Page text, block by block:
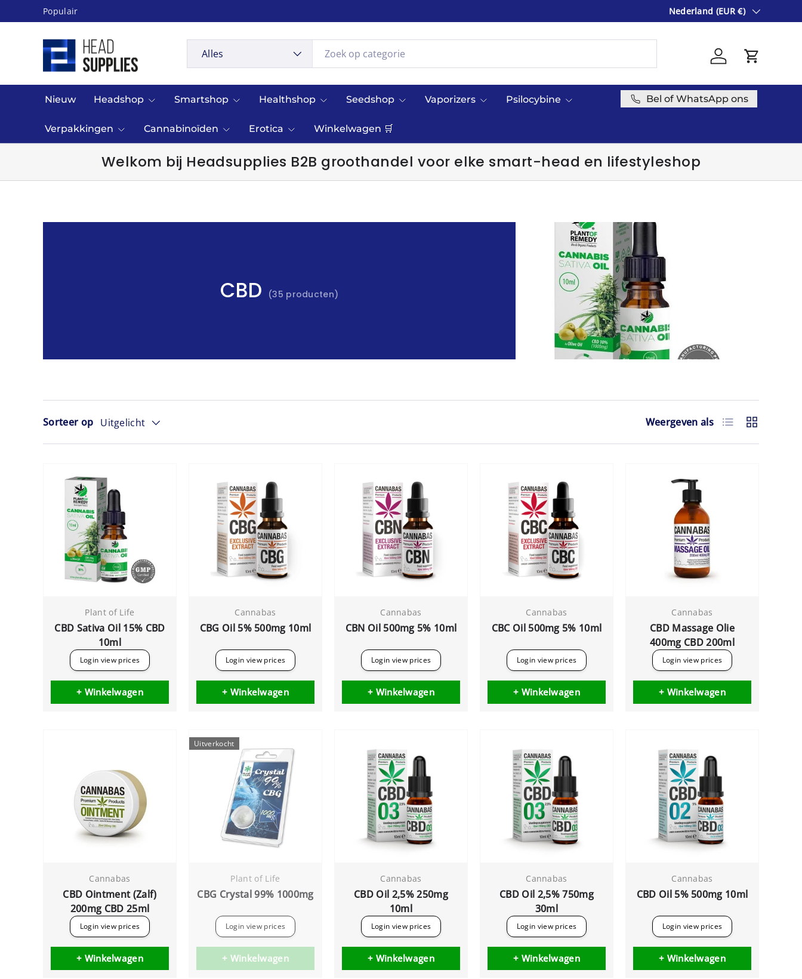
Ga naar inhoud
Populair ONLINE GROOTHANDEL VOOR
Land/Regio
Nederland (EUR €)
Alles
Inloggen
Nieuw Headshop Smartshop Healthshop Seedshop Vaporizers Psilocybine
Verpakkingen Cannabinoïden Erotica Winkelwagen 🛒
Bel of WhatsApp ons
Welkom bij Headsupplies B2B groothandel voor elke smart-head en lifestyleshop
CBD (35 producten)
Sorteer op Uitgelicht Weergeven als Lijst Raster
Plant of Life
CBD Sativa Oil 15% CBD
10ml
Login view prices
+ Winkelwagen
Cannabas
CBG Oil 5% 500mg 10ml
Login view prices
+ Winkelwagen
Cannabas
CBN Oil 500mg 5% 10ml
Login view prices
+ Winkelwagen
Cannabas
CBC Oil 500mg 5% 10ml
Login view prices
+ Winkelwagen
Cannabas
CBD Massage Olie
400mg CBD 200ml
Login view prices
+ Winkelwagen
Cannabas
CBD Ointment (Zalf)
200mg CBD 25ml
Login view prices
+ Winkelwagen
Uitverkocht
Plant of Life
CBG Crystal 99% 1000mg
Login view prices
+ Winkelwagen
Cannabas
CBD Oil 2,5% 250mg
10ml
Login view prices
+ Winkelwagen
Cannabas
CBD Oil 2,5% 750mg
30ml
Login view prices
+ Winkelwagen
Cannabas
CBD Oil 5% 500mg 10ml
Login view prices
+ Winkelwagen